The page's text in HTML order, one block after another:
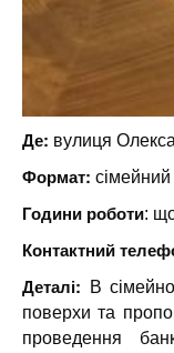
Де: вулиця
Формат:
Години роботи:
Контактний
Деталі: В
поверхи та
проведення